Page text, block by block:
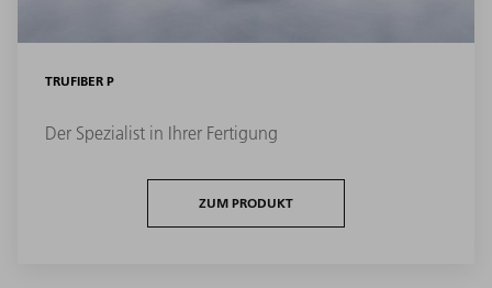
TRUFIBER P
Der Spezialist in Ihrer Fertigung
ZUM PRODUKT